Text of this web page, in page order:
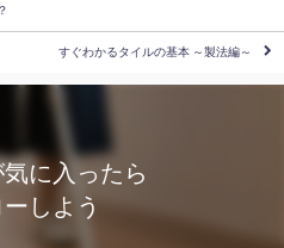
すぐわかるタイルの基本 ～製法編～
に入ったら
しよう